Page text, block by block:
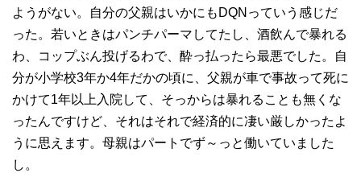
ようがない。自分の父親はいかにもDQNっていう感じだ
った。若いときはパンチパーマしてたし、酒飲んで暴れる
わ、コップぶん投げるわで、酔っ払ったら最悪でした。自
分が小学校3年か4年だかの頃に、父親が車で事故って死に
かけて1年以上入院して、そっからは暴れることも無くな
ったんですけど、それはそれで経済的に凄い厳しかったよ
うに思えます。母親はパートでず～っと働いていました
し。